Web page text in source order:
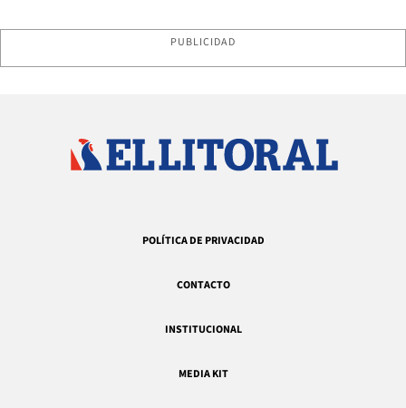
PUBLICIDAD
POLÍTICA DE PRIVACIDAD
CONTACTO
INSTITUCIONAL
MEDIA KIT